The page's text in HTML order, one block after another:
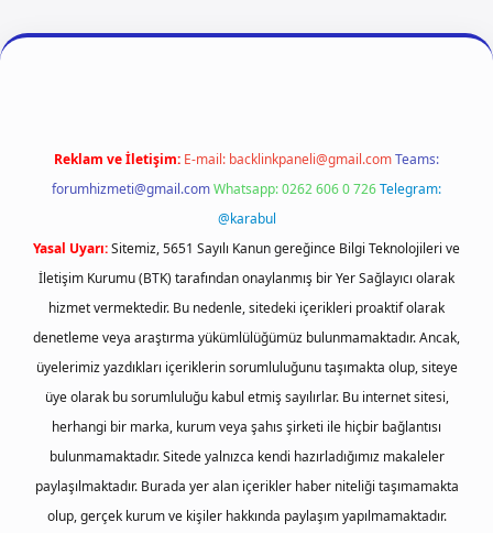
ilbet girişvdcasino girişbetexper
Reklam ve İletişim: E-mail: backlinkpaneli@gmail.comTeams:
forumhizmeti@gmail.comWhatsapp: 0262 606 0 726Telegram:
@karabul
Yasal Uyarı:Sitemiz, 5651 Sayılı Kanun gereğince Bilgi Teknolojileri ve
İletişim Kurumu (BTK) tarafından onaylanmış bir Yer Sağlayıcı olarak
hizmet vermektedir. Bu nedenle, sitedeki içerikleri proaktif olarak
denetleme veya araştırma yükümlülüğümüz bulunmamaktadır. Ancak,
üyelerimiz yazdıkları içeriklerin sorumluluğunu taşımakta olup, siteye
üye olarak bu sorumluluğu kabul etmiş sayılırlar. Bu internet sitesi,
herhangi bir marka, kurum veya şahıs şirketi ile hiçbir bağlantısı
bulunmamaktadır. Sitede yalnızca kendi hazırladığımız makaleler
paylaşılmaktadır. Burada yer alan içerikler haber niteliği taşımamakta
olup, gerçek kurum ve kişiler hakkında paylaşım yapılmamaktadır.